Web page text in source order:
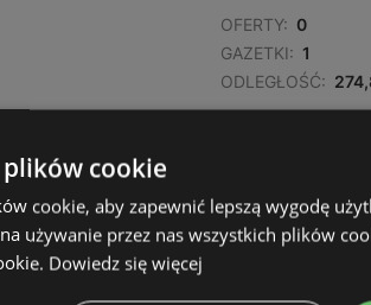
OFERTY: 0
GAZETKI: 1
ODLEGŁOŚĆ:
cookie
cookie, aby zapewnić lepszą wygodę
używanie przez nas wszystkich plików
Dowiedz się więcej